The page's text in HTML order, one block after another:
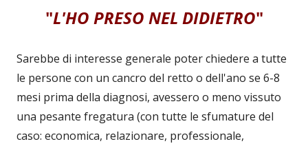
"L'HO PRESO NEL DIDIETRO"
Sarebbe di interesse generale poter chiedere a tutte
le persone con un cancro del retto o dell'ano se 6-8
mesi prima della diagnosi, avessero o meno vissuto
una pesante fregatura (con tutte le sfumature del
caso: economica, relazionare, professionale,